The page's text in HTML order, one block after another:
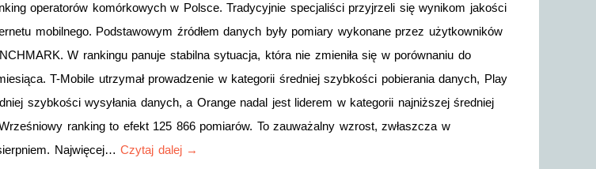
operatorów komórkowych w Polsce. Tradycyjnie specjaliści przyjrzeli się wynikom jakości
mobilnego. Podstawowym źródłem danych były pomiary wykonane przez użytkowników
W rankingu panuje stabilna sytuacja, która nie zmieniła się w porównaniu do
T-Mobile utrzymał prowadzenie w kategorii średniej szybkości pobierania danych, Play
szybkości wysyłania danych, a Orange nadal jest liderem w kategorii najniższej średniej
ranking to efekt 125 866 pomiarów. To zauważalny wzrost, zwłaszcza w
Najwięcej… Czytaj dalej →